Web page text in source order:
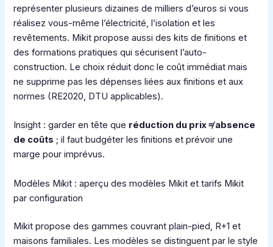
représenter plusieurs dizaines de milliers d’euros si vous
réalisez vous-même l’électricité, l’isolation et les
revêtements. Mikit propose aussi des kits de finitions et
des formations pratiques qui sécurisent l’auto-
construction. Le choix réduit donc le coût immédiat mais
ne supprime pas les dépenses liées aux finitions et aux
normes (RE2020, DTU applicables).
Insight : garder en tête que réduction du prix ≠ absence
de coûts ; il faut budgéter les finitions et prévoir une
marge pour imprévus.
Modèles Mikit : aperçu des modèles Mikit et tarifs Mikit
par configuration
Mikit propose des gammes couvrant plain-pied, R+1 et
maisons familiales. Les modèles se distinguent par le style